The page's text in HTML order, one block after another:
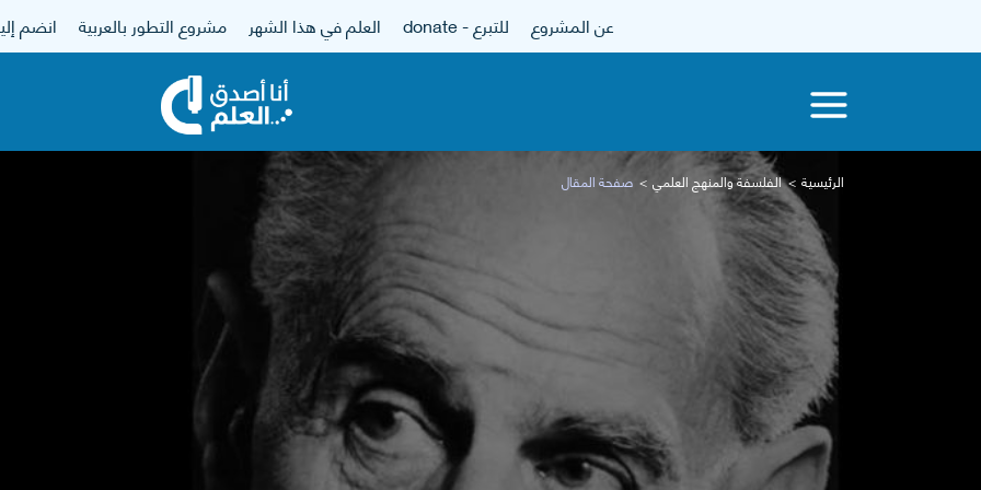
عن المشروع للتبرع - donate العلم في هذا الشهر مشروع التطور بالعربية انضم
الرئيسية الفلسفة والمنهج العلمي صفحة المقال